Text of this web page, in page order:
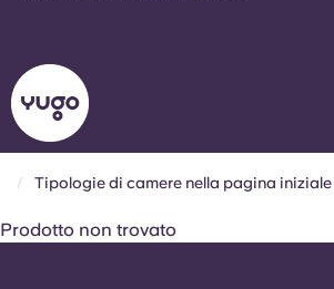
Chi siamo
Tipologie di camere nella pagina iniziale
Prodotto non trovato